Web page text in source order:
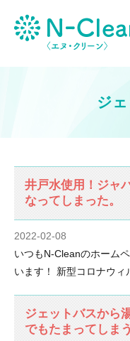
ジ
井戸水使用！ジャ
なってしまった。
2022-02-08
いつもN-Cleanのホーム
います！ 新型コロナウィ
ジェットバスから
でもたまってしま